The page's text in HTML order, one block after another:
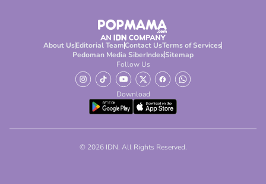
About UsEditorial TeamContact UsTerms of Services
Pedoman Media SiberIndexSitemap
Follow Us
Download
© 2026 IDN. All Rights Reserved.